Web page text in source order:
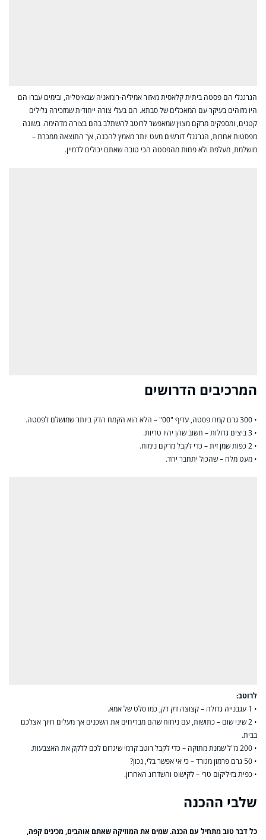
הגרגנלי הם פסטה ביתית קלאסית מאזור אמיליה-רומאניה שבאיטליה, ובימים עברו הם
היו מזוהים בעיקר עם המאכלים של סבתא. הם בעלי צורה ייחודית שמזכירה גלילים
קטנים, ומספקים מרקם מצוין שמאפשר לרוטב להשתלב בהם בצורה מדהימה. בשונה
מפסטות אחרות, הגרגנלי דורשים מעט יותר מאמץ להכנה, אך התוצאה ממכרת –
מושלמת, מעלפת ולא פחות מהפסטה הכי טובה שאתם יכולים לדמיין.
המרכיבים הדרושים
• 300 גרם קמח פסטה, עדיף "00" – הלא הוא הקמח הדק ביותר שמושלם לפסטה.
• 3 ביצים גדולות – חשוב שהן יהיו טריות.
• 2 כפות שמן זית – כדי לקבל מרקם נימוח.
• מעט מלח – שהכול יתחבר יחד.
לרוטב:
• 1 עגבנייה גדולה – קצוצה דק דק, כמו סלט של אמא.
• 2 שיני שום – כתושות, עם ניחוח שהם מבריחים את השכנים אך מעלים חיוך אצלכם
בבית.
• 200 מ"ל שמנת מתוקה – כדי לקבל רוטב קרמי שיגרום לכם ללקק את האצבעות.
• 50 גרם פרמזן מגורד – כי אי אפשר בלי, נכון?
• כפית בזיליקום טרי – לקישוט והשדרוג האחרון.
שלבי ההכנה
כל דבר טוב מתחיל עם הכנה. שמים את המוזיקה שאתם אוהבים, מכינים קפה,